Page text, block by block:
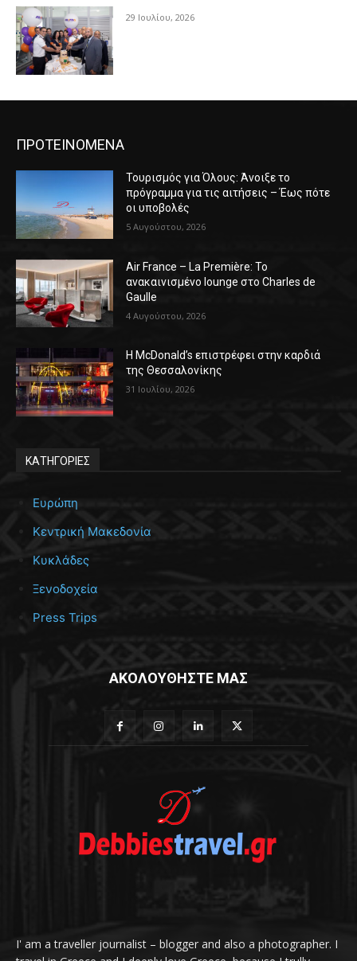
29 Ιουλίου, 2026
ΠΡΟΤΕΙΝΟΜΕΝΑ
Τουρισμός για Όλους: Άνοιξε το
πρόγραμμα για τις αιτήσεις – Έως πότε
οι υποβολές
5 Αυγούστου, 2026
Air France – La Première: Το
ανακαινισμένο lounge στο Charles de
Gaulle
4 Αυγούστου, 2026
Η McDonald’s επιστρέφει στην καρδιά
της Θεσσαλονίκης
31 Ιουλίου, 2026
ΚΑΤΗΓΟΡΙΕΣ
Ευρώπη
Κεντρική Μακεδονία
Κυκλάδες
Ξενοδοχεία
Press Trips
ΑΚΟΛΟΥΘΗΣΤΕ ΜΑΣ
I' am a traveller journalist – blogger and also a photographer. I